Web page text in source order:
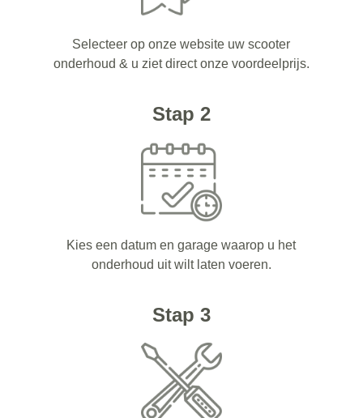
Selecteer op onze website uw scooter
onderhoud & u ziet direct onze voordeelprijs.
Stap 2
Kies een datum en garage waarop u het
onderhoud uit wilt laten voeren.
Stap 3